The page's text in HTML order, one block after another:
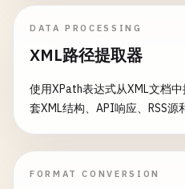
DATA PROCESSING
XML路径提取器
使用XPath表达式从XML文档
套XML结构、API响应、RSS源
FORMAT CONVERSION